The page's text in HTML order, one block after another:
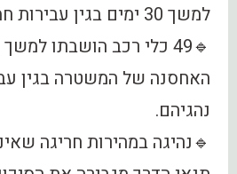
למשך 30 ימים בגין עבירות חמורות שביצעו.
האחסנה של המשטרה בגין
נהגיהם.
🔹נהיגה במהירות חריגה